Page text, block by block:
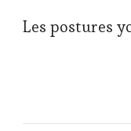
Les postures